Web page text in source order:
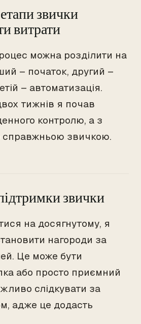
звички
витрати
можна розділити на
– початок, другий –
– автоматизація.
тижнів я почав
контролю, а з
справжньою звичкою.
звички
на досягнутому, я
нагороди за
Це може бути
або просто приємний
слідкувати за
адже це додасть